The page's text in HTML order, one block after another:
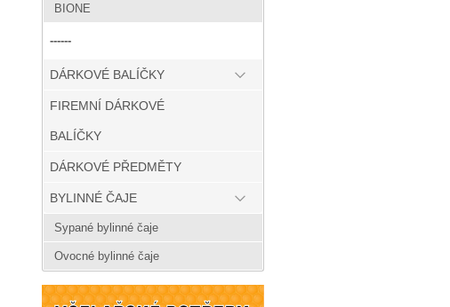
BIONE
------
DÁRKOVÉ BALÍČKY
FIREMNÍ DÁRKOVÉ
BALÍČKY
DÁRKOVÉ PŘEDMĚTY
BYLINNÉ ČAJE
Sypané bylinné čaje
Ovocné bylinné čaje